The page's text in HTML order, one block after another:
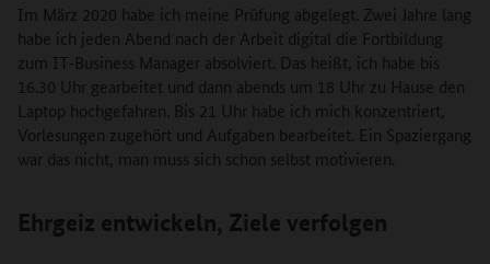
Im März 2020 habe ich meine Prüfung abgelegt. Zwei Jahre lang
habe ich jeden Abend nach der Arbeit digital die Fortbildung
zum IT-Business Manager absolviert. Das heißt, ich habe bis
16.30 Uhr gearbeitet und dann abends um 18 Uhr zu Hause den
Laptop hochgefahren. Bis 21 Uhr habe ich mich konzentriert,
Vorlesungen zugehört und Aufgaben bearbeitet. Ein Spaziergang
war das nicht, man muss sich schon selbst motivieren.
Ehrgeiz entwickeln, Ziele verfolgen